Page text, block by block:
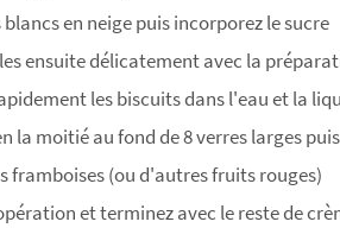
blancs en neige puis incorporez le sucre
ensuite délicatement avec la
les biscuits dans l'eau et la
la moitié au fond de 8 verres larges
framboises (ou d'autres fruits rouges)
et terminez avec le reste de